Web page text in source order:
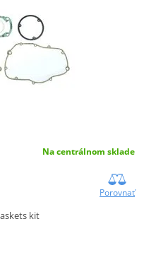
Na centrálnom sklade
Porovnať
kit